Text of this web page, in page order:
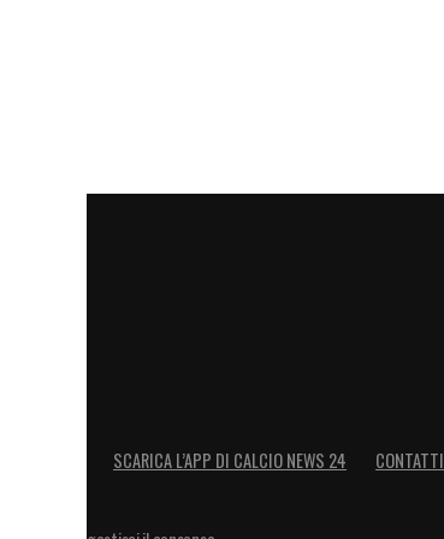
SCARICA L’APP DI CALCIO NEWS 24 CONTATTI